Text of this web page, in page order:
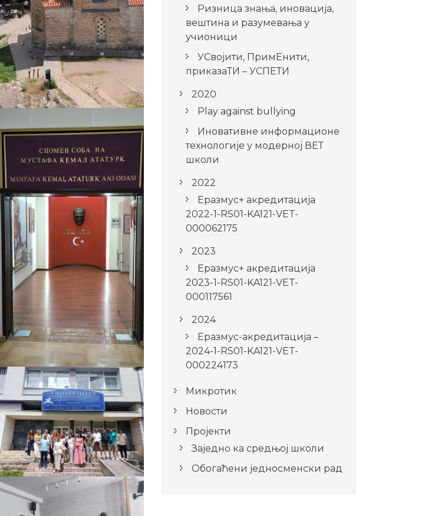
Ризница знања, иновација,
вештина и разумевања у
учионици
УСвојити, ПримЕнити,
приказаТИ – УСПЕТИ
2020
Play against bullying
Иновативне информационе
технологије у модерној ВЕТ
школи
2022
Еразмус+ акредитација
2022-1-RS01-KA121-VET-
000062175
2023
Еразмус+ акредитација
2023-1-RS01-KA121-VET-
000117561
2024
Еразмус-акредитација –
2024-1-RS01-KA121-VET-
000224173
Микротик
Новости
Пројекти
Заједно ка средњој школи
Обогаћени једносменски рад